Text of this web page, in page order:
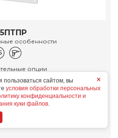
особенности
опции
×
пользоваться сайтом, вы
условия обработки персональных
конфиденциальности и
куки файлов.